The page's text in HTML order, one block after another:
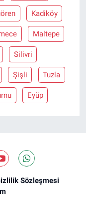
Kadiköy
Maltepe
Silivri
Şişli Tuzla
Eyüp
Sözleşmesi